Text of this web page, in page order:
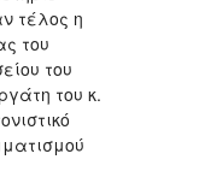
τέλος η
του
του
του κ.